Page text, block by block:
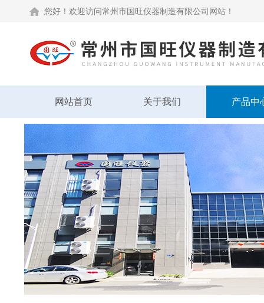
您好！欢迎访问常州市国旺仪器制造有限公司网站！
网站首页 关于我们 产品中